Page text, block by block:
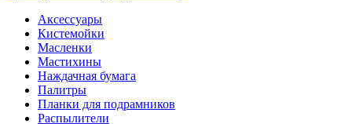
Аксессуары
Кистемойки
Масленки
Мастихины
Наждачная бумага
Палитры
Планки для подрамников
Распылители